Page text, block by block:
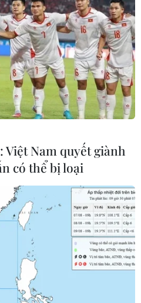
người nhập
thêm
VIỆT NAM
DUẨN
THỊ TÁM, KHÚC THANH
Quy định sử dụng
Việt Nam quyết giành
có thể bị loại